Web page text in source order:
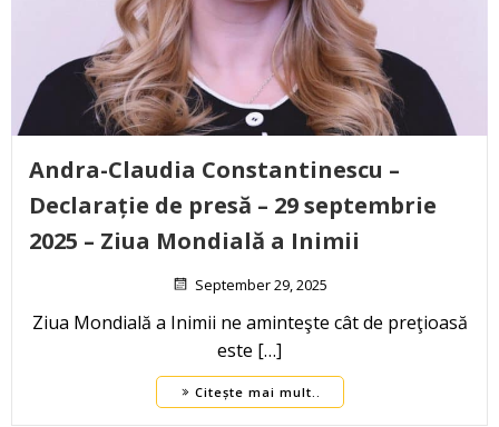
Andra-Claudia Constantinescu –
Declarație de presă – 29 septembrie
2025 – Ziua Mondială a Inimii
September 29, 2025
Ziua Mondială a Inimii ne aminteşte cât de preţioasă
este […]
Citește mai mult..